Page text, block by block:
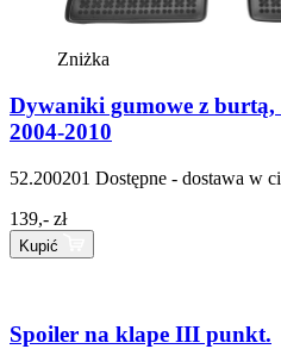
Zniżka
Dywaniki gumowe z
2004-2010
52.200201 Dostępne - dostawa w
139,- zł
Kupić
Spoiler na klape III punkt.